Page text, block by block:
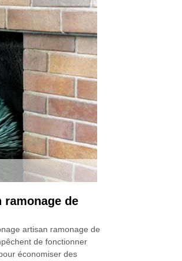
ramonage de
artisan ramonage de
de fonctionner
économiser des